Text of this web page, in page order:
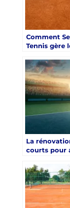
Comment
Tennis gère
court de
Tropez ?
La
courts pour
tennis par
Tennis dans
renovation
tennis saint